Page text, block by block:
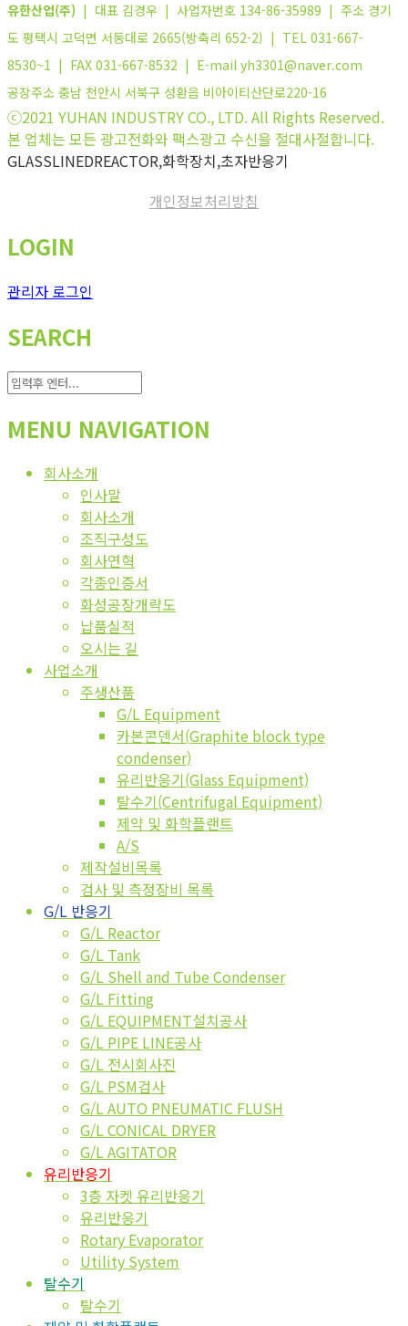
유한산업(주) | 대표 김경우 | 사업자번호 134-86-35989 | 주소 경기
도 평택시 고덕면 서동대로 2665(방축리 652-2) | TEL 031-667-
8530~1 | FAX 031-667-8532 | E-mail yh3301@naver.com
공장주소 충남 천안시 서북구 성환읍 비아이티산단로220-16
ⓒ2021 YUHAN INDUSTRY CO., LTD. All Rights Reserved.
본 업체는 모든 광고전화와 팩스광고 수신을 절대사절합니다.
GLASSLINEDREACTOR,화학장치,초자반응기
개인정보처리방침
LOGIN
관리자 로그인
SEARCH
MENU NAVIGATION
회사소개
인사말
회사소개
조직구성도
회사연혁
각종인증서
화성공장개략도
납품실적
오시는 길
사업소개
주생산품
G/L Equipment
카본콘덴서(Graphite block type
condenser)
유리반응기(Glass Equipment)
탈수기(Centrifugal Equipment)
제약 및 화학플랜트
A/S
제작설비목록
검사 및 측정장비 목록
G/L 반응기
G/L Reactor
G/L Tank
G/L Shell and Tube Condenser
G/L Fitting
G/L EQUIPMENT설치공사
G/L PIPE LINE공사
G/L 전시회사진
G/L PSM검사
G/L AUTO PNEUMATIC FLUSH
G/L CONICAL DRYER
G/L AGITATOR
유리반응기
3층 자켓 유리반응기
유리반응기
Rotary Evaporator
Utility System
탈수기
탈수기